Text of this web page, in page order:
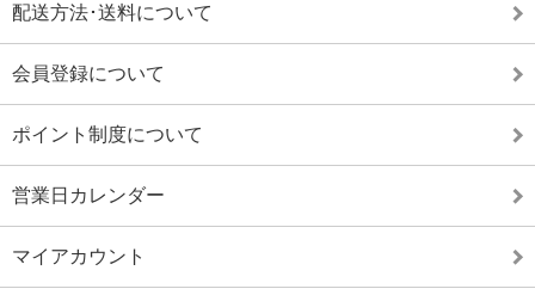
配送方法･送料について
会員登録について
ポイント制度について
営業日カレンダー
マイアカウント